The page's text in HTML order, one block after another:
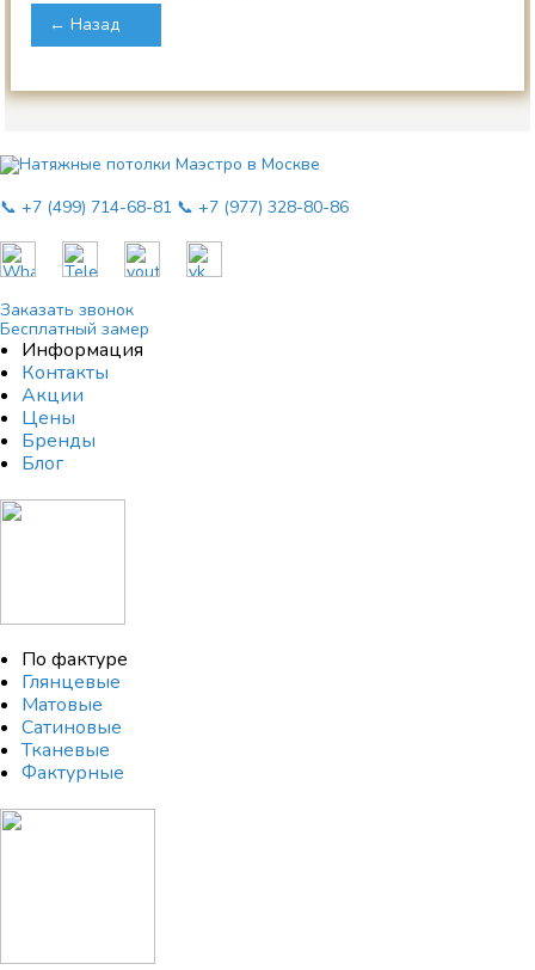
← Назад
📞 +7 (499) 714-68-81 📞 +7 (977) 328-80-86
Заказать звонок
Бесплатный замер
Информация
Контакты
Акции
Цены
Бренды
Блог
По фактуре
Глянцевые
Матовые
Сатиновые
Тканевые
Фактурные